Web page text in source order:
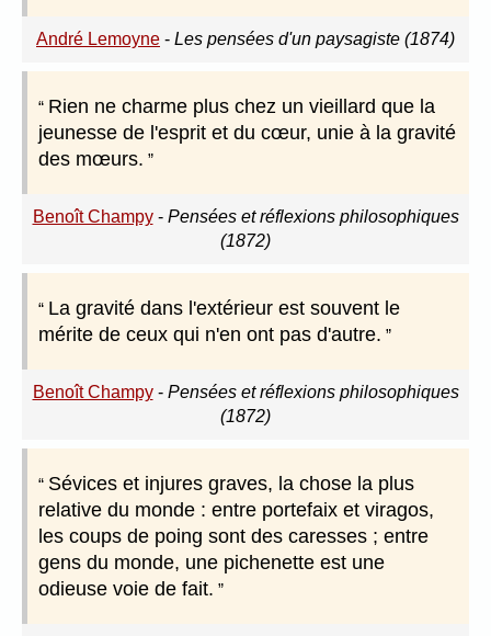
André Lemoyne - Les pensées d'un paysagiste (1874)
Rien ne charme plus chez un vieillard que la
jeunesse de l'esprit et du cœur, unie à la gravité
des mœurs.
Benoît Champy- Pensées et réflexions philosophiques
(1872)
La gravité dans l'extérieur est souvent le
mérite de ceux qui n'en ont pas d'autre.
Benoît Champy- Pensées et réflexions philosophiques
(1872)
Sévices et injures graves, la chose la plus
relative du monde : entre portefaix et viragos,
les coups de poing sont des caresses ; entre
gens du monde, une pichenette est une
odieuse voie de fait.